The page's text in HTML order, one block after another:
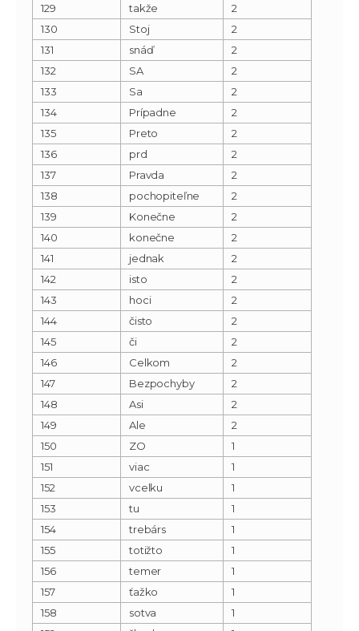
129
takže
2
130
Stoj
2
131
snáď
2
132
SA
2
133
Sa
2
134
Prípadne
2
135
Preto
2
136
prd
2
137
Pravda
2
138
pochopiteľne
2
139
Konečne
2
140
konečne
2
141
jednak
2
142
isto
2
143
hoci
2
144
čisto
2
145
či
2
146
Celkom
2
147
Bezpochyby
2
148
Asi
2
149
Ale
2
150
ZO
1
151
viac
1
152
vcelku
1
153
tu
1
154
trebárs
1
155
totižto
1
156
temer
1
157
ťažko
1
158
sotva
1